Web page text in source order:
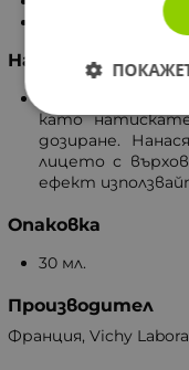
Начин на
Изсипете 2-3
като
дозиране.
лицето с
ефект
Опаковка
30 мл.
Производител
Франция, Vichy